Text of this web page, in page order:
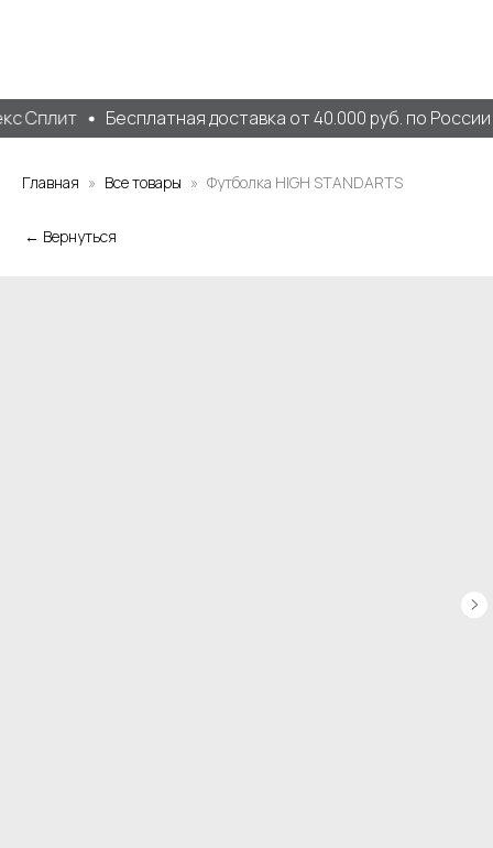
Сплит Бесплатная доставка от 40.000 руб. по России
Главная Все товары Футболка HIGH STANDARTS
← Вернуться